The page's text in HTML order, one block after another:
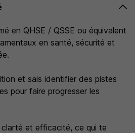
en QHSE / QSSE ou équivalent
en santé, sécurité et
et sais identifier des pistes
pour faire progresser les
clarté et efficacité, ce qui te